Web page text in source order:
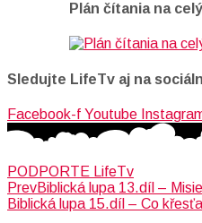
Plán čítania na
Sledujte LifeTv aj na
Facebook-f Youtube
PODPORTE LifeTv
PrevBiblická lupa 13.díl –
Biblická lupa 15.díl – Co